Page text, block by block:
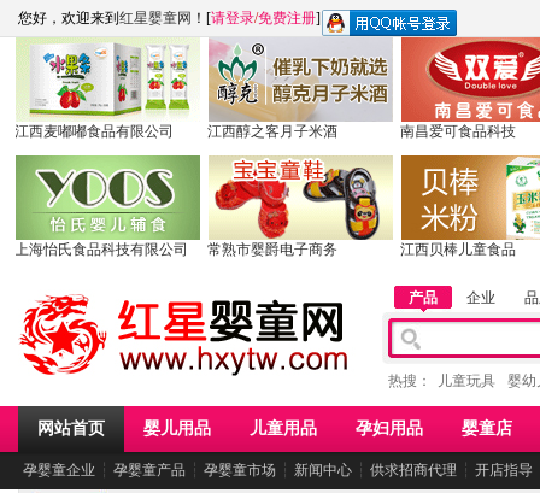
您好，欢迎来到 红星婴童网 ！[请登录/免费注册]
江西麦嘟嘟食品有限公司 江西醇之客月子米酒 南昌爱可食品科技
上海怡氏食品科技有限公司 常熟市婴爵电子商务 江西贝棒儿童食品
产品 企业
热搜： 儿童玩具 婴幼
网站首页 婴儿用品 儿童用品 孕妇用品 婴童店
孕婴童企业 ┆ 孕婴童产品 ┆ 孕婴童市场 ┆ 新闻中心 ┆ 供求招商代理 ┆ 开店指导